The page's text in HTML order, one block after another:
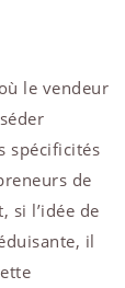
le vendeur
spécificités
de
si l’idée de
il